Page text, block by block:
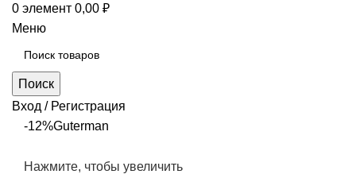
0 элемент 0,00 ₽
Меню
Поиск
Вход / Регистрация
-12%Guterman
Нажмите, чтобы увеличить